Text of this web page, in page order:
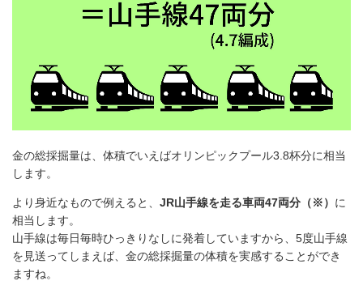
金の総採掘量は、体積でいえばオリンピックプール3.8杯分に相当
します。
より身近なもので例えると、 JR山手線を走る車両47両分（※） に
相当します。
山手線は毎日毎時ひっきりなしに発着していますから、 5度山手線
を見送ってしまえば、金の総採掘量の体積を実感することができ
ますね。